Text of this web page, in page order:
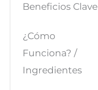
Beneficios Clave
¿Cómo
Funciona? /
Ingredientes